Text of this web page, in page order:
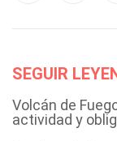
SEGUIR
Volcán de
actividad y